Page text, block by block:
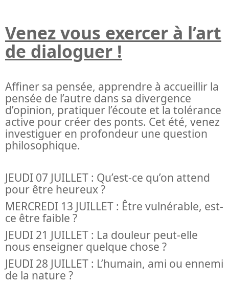
Venez vous exercer à l’art
de dialoguer !
Affiner sa pensée, apprendre à accueillir la
pensée de l’autre dans sa divergence
d’opinion, pratiquer l’écoute et la tolérance
active pour créer des ponts. Cet été, venez
investiguer en profondeur une question
philosophique.
JEUDI 07 JUILLET : Qu’est-ce qu’on attend
pour être heureux ?
MERCREDI 13 JUILLET : Être vulnérable, est-
ce être faible ?
JEUDI 21 JUILLET : La douleur peut-elle
nous enseigner quelque chose ?
JEUDI 28 JUILLET : L’humain, ami ou ennemi
de la nature ?